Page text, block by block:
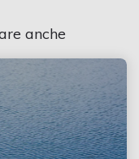
anche